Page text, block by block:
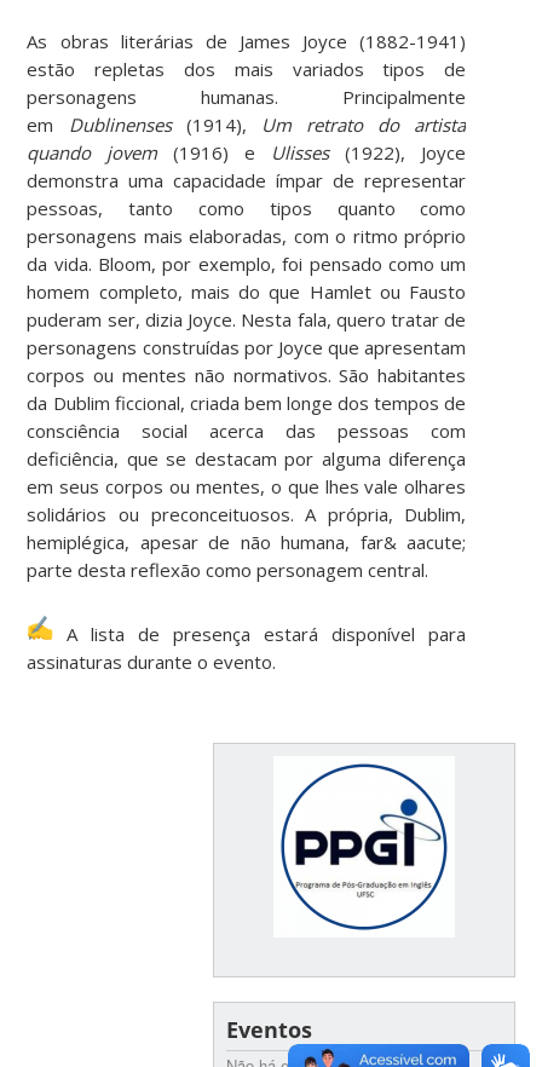
As obras literárias de James Joyce (1882-1941)
estão repletas dos mais variados tipos de
personagens humanas. Principalmente
em Dublinenses(1914),
Um retrato do artista
quando jovem (1916) e Ulisses(1922), Joyce
demonstra uma capacidade ímpar de representar
pessoas, tanto como tipos quanto como
personagens mais elaboradas, com o ritmo próprio
da vida. Bloom, por exemplo, foi pensado como um
homem completo, mais do que Hamlet ou Fausto
puderam ser, dizia Joyce. Nesta fala, quero tratar de
personagens construídas por Joyce que apresentam
corpos ou mentes não normativos. São habitantes
da Dublim ficcional, criada bem longe dos tempos de
consciência social acerca das pessoas com
deficiência, que se destacam por alguma diferença
em seus corpos ou mentes, o que lhes vale olhares
solidários ou preconceituosos. A própria, Dublim,
hemiplégica, apesar de não humana, far& aacute;
parte desta reflexão como personagem central.
A lista de presença estará disponível para
assinaturas durante o evento.
Eventos